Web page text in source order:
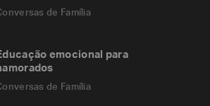
de Família
emocional para
de Família